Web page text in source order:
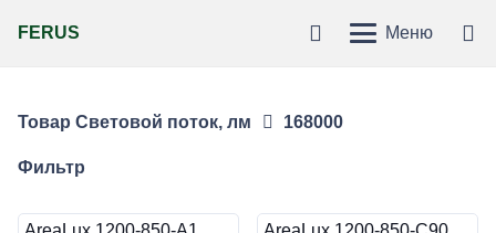
FERUS Меню
Товар Световой поток, лм 168000
Фильтр